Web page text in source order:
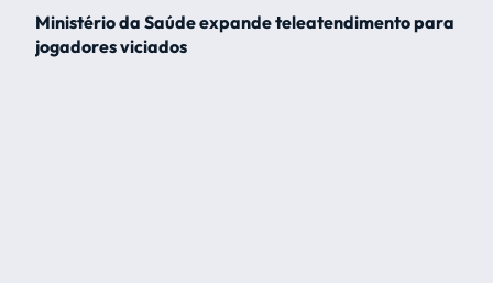
Ministério da Saúde expande teleatendimento para
jogadores viciados